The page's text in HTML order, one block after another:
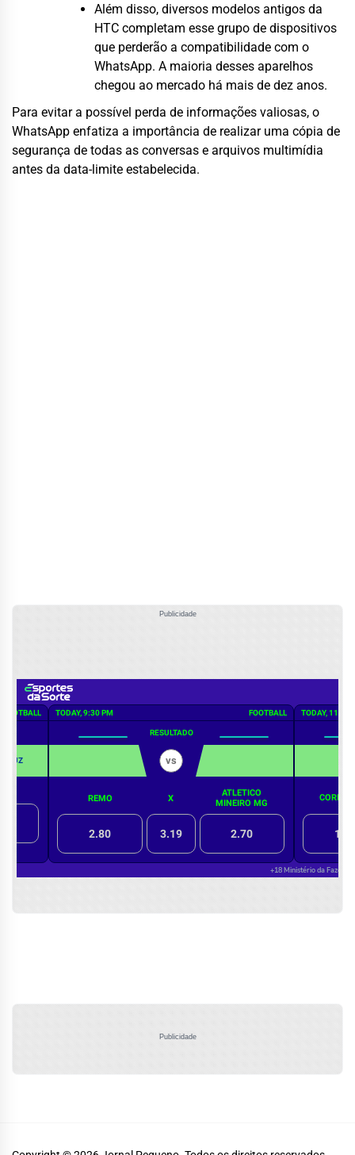
Além disso, diversos modelos antigos da
HTC completam esse grupo de dispositivos
que perderão a compatibilidade com o
WhatsApp. A maioria desses aparelhos
chegou ao mercado há mais de dez anos.
Para evitar a possível perda de informações valiosas, o
WhatsApp enfatiza a importância de realizar uma cópia de
segurança de todas as conversas e arquivos multimídia
antes da data-limite estabelecida.
Publicidade
Publicidade